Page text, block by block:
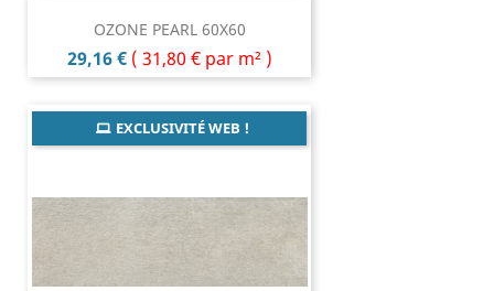
OZONE PEARL 60X60
Prix
29,16 € ( 31,80 € par m² )
EXCLUSIVITÉ WEB !